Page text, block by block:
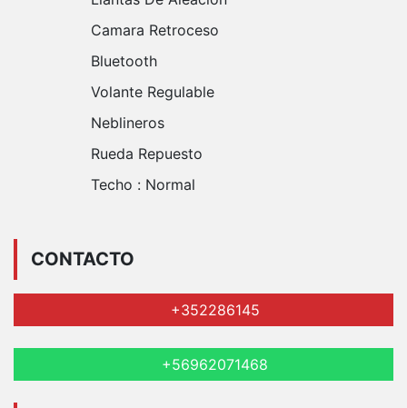
Camara Retroceso
Bluetooth
Volante Regulable
Neblineros
Rueda Repuesto
Techo : Normal
CONTACTO
+352286145
+56962071468